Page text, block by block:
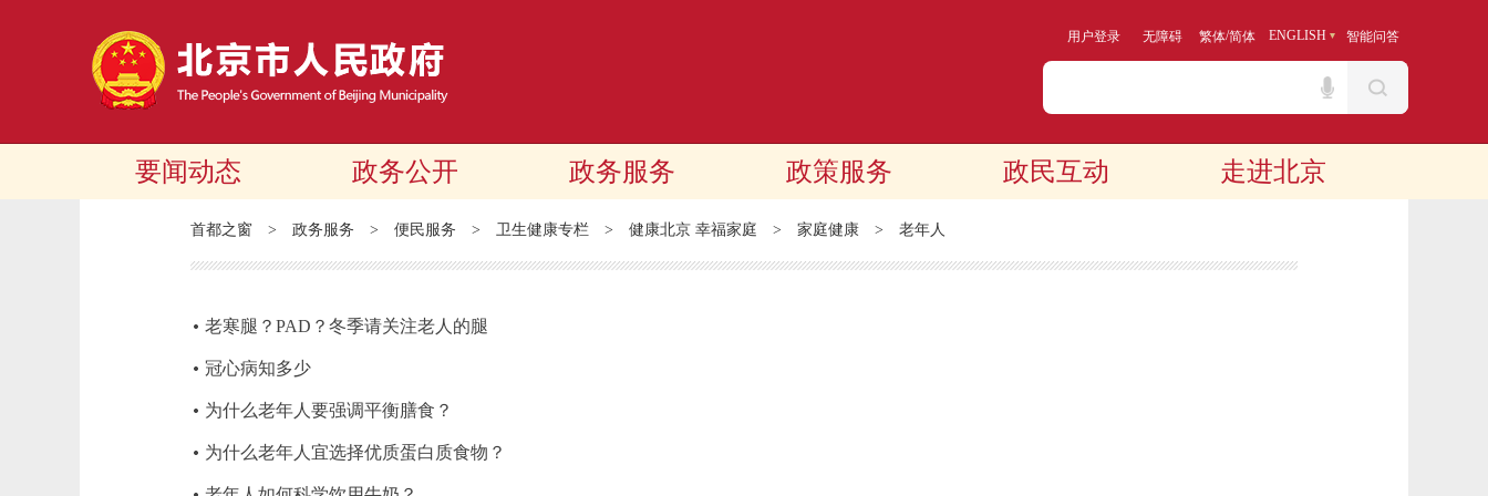
用户登录 无障碍 繁体/简体 ENGLISH 智能问答
要闻动态 政务公开 政务服务 政策服务 政民互动 走进北京
首都之窗 > 政务服务 > 便民服务 > 卫生健康专栏 > 健康北京 幸福家庭 > 家庭健康 > 老年人
老寒腿？PAD？冬季请关注老人的腿
冠心病知多少
为什么老年人要强调平衡膳食？
为什么老年人宜选择优质蛋白质食物？